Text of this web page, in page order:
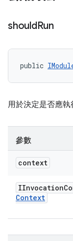
shouldRun
public
用於決定是否應執
參數
context
IInvocation
Context